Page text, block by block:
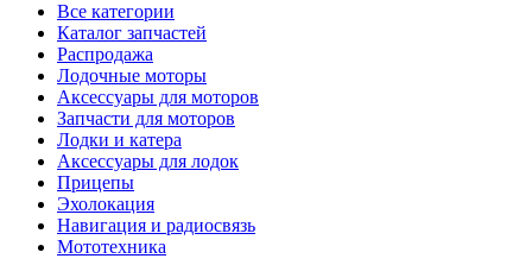
Все категории
Каталог запчастей
Распродажа
Лодочные моторы
Аксессуары для моторов
Запчасти для моторов
Лодки и катера
Аксессуары для лодок
Прицепы
Эхолокация
Навигация и радиосвязь
Мототехника